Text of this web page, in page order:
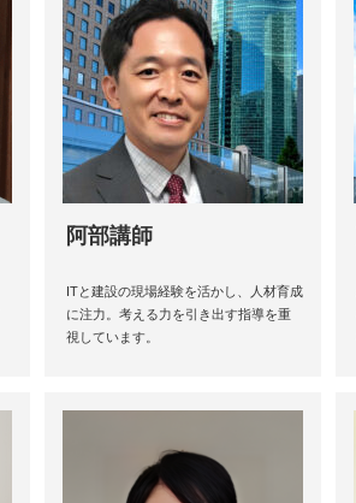
阿部講師
ITと建設の現場経験を活かし、人材育成
に注力。考える力を引き出す指導を重
視しています。